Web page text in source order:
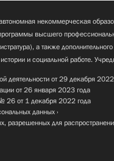
некоммерческая
высшего
а также
и социальной работе.
деятельности от 29 декабря
от 26 января 2023 года
26 от 1 декабря 2022 года
данных
разрешенных для